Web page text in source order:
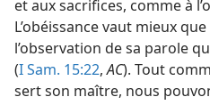
et aux sacrifices, comme à
L’obéissance vaut mieux
l’observation de sa parole
(I Sam. 15:22,AC). Tout
sert son maître, nous